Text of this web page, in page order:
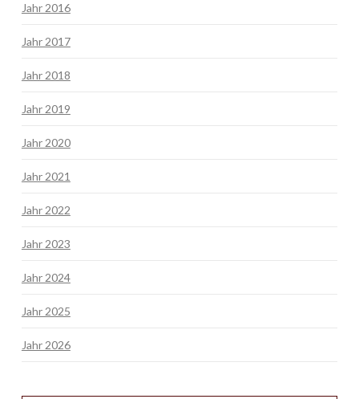
Jahr 2016
Jahr 2017
Jahr 2018
Jahr 2019
Jahr 2020
Jahr 2021
Jahr 2022
Jahr 2023
Jahr 2024
Jahr 2025
Jahr 2026